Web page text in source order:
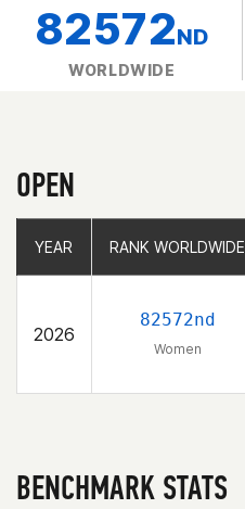
82572ND
WORLDWIDE
OPEN
YEAR RANK WORLDWIDE
2026
82572nd
Women
YEAR RANK WORLDWIDE
BENCHMARK STATS